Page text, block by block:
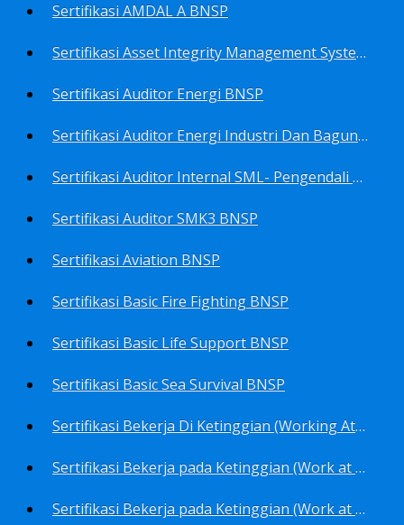
Sertifikasi AMDAL A BNSP
Sertifikasi Asset Integrity Management System BNSP
Sertifikasi Auditor Energi BNSP
Sertifikasi Auditor Energi Industri Dan Bagunan Gedung BNSP
Sertifikasi Auditor Internal SML- Pengendali Dan Penerapan SML- Perencana SML- Manajer SML- Pengendali Dokumen SML BNSP
Sertifikasi Auditor SMK3 BNSP
Sertifikasi Aviation BNSP
Sertifikasi Basic Fire Fighting BNSP
Sertifikasi Basic Life Support BNSP
Sertifikasi Basic Sea Survival BNSP
Sertifikasi Bekerja Di Ketinggian (Working At Height) BNSP
Sertifikasi Bekerja pada Ketinggian (Work at Height)-Competency person (TKPK-TK3) BNSP
Sertifikasi Bekerja pada Ketinggian (Work at Height)-Pekerja/Standby Person (TKBT-TK2) BNSP